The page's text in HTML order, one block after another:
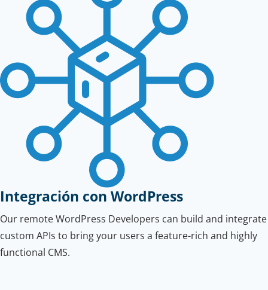
Integración con WordPress
Our remote WordPress Developers can build and integrate
custom APIs to bring your users a feature-rich and highly
functional CMS.